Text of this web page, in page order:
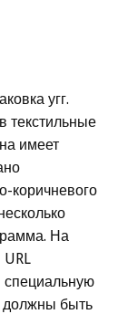
угг.
текстильные
имеет
коричневого
На
специальную
должны быть